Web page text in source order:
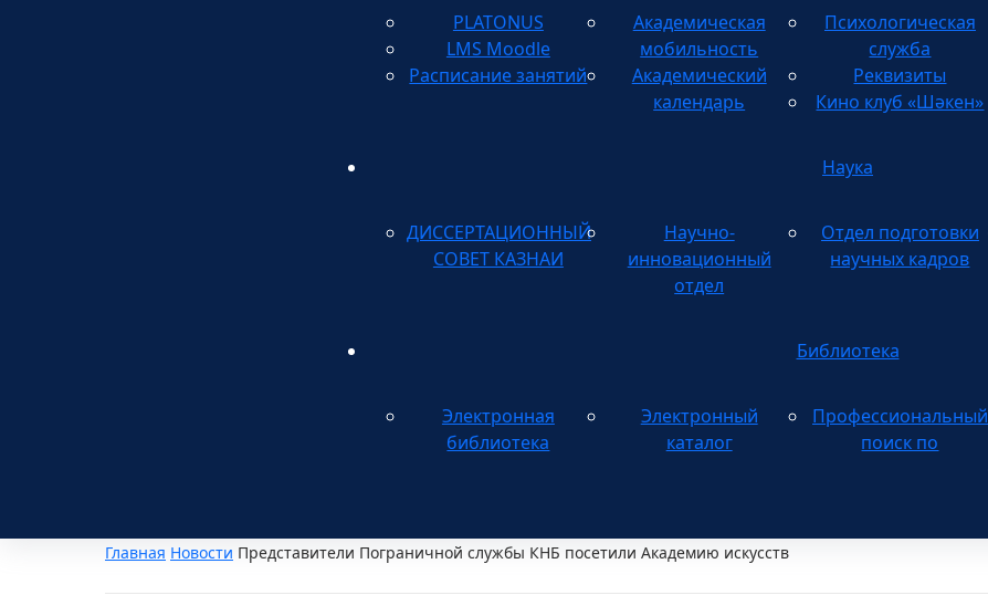
PLATONUS
LMS Moodle
Расписание занятий
Академическая
мобильность
Академический
календарь
Психологическая
служба
Реквизиты
Кино клуб «Шәкен»
Наука
ДИССЕРТАЦИОННЫЙ
СОВЕТ КАЗНАИ
Научно-
инновационный
отдел
Отдел подготовки
научных кадров
Библиотека
Электронная
библиотека
Электронный
каталог
Профессиональный
поиск по
Электронному
Главная Новости Представители Пограничной службы КНБ посетили Академию искусств